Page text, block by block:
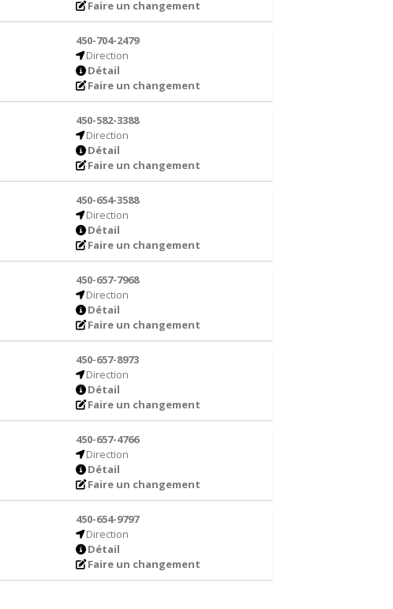
Faire un changement
450-704-2479
Direction
Détail
Faire un changement
450-582-3388
Direction
Détail
Faire un changement
450-654-3588
Direction
Détail
Faire un changement
450-657-7968
Direction
Détail
Faire un changement
450-657-8973
Direction
Détail
Faire un changement
450-657-4766
Direction
Détail
Faire un changement
450-654-9797
Direction
Détail
Faire un changement